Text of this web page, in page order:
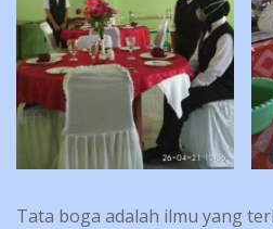
Tata boga adalah ilmu yang